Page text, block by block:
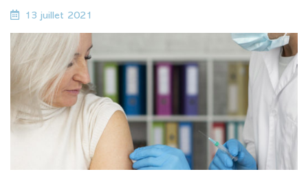
13 juillet 2021